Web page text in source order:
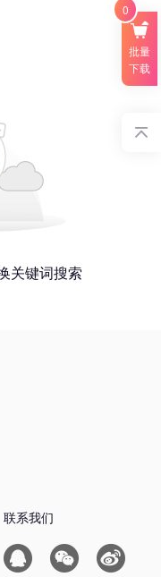
关键词搜索
联系我们
批量
下载
0